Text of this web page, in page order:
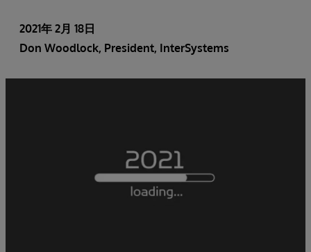
2021年 2月 18日
Don Woodlock, President, InterSystems